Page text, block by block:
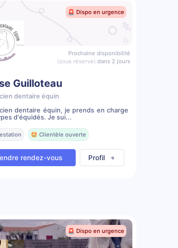
🚨 Dispo en urgence
Prochaine disponibilité
(sous réserve) dans 2 jours
Guilloteau
dentaire équin
dentaire équin, je prends en charge
d'équidés. Je sui...
🤩 Clientèle ouverte
rendez-vous Profil
🚨 Dispo en urgence